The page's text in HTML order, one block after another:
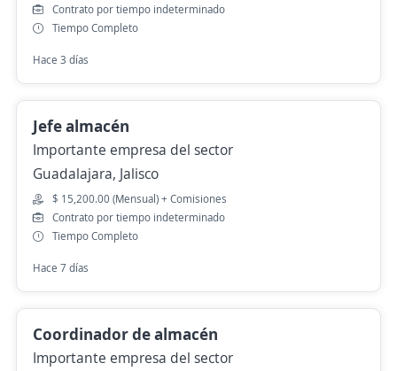
Contrato por tiempo indeterminado
Tiempo Completo
Hace 3 días
Jefe almacén
Importante empresa del sector
Guadalajara, Jalisco
$ 15,200.00 (Mensual) + Comisiones
Contrato por tiempo indeterminado
Tiempo Completo
Hace 7 días
Coordinador de almacén
Importante empresa del sector